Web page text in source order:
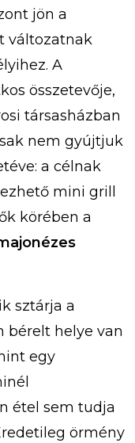
jön a
változatnak
A
összetevője,
társasházban
nem gyújtjuk
a célnak
mini grill
körében a
sztárja a
bérelt helye van
egy
étel sem tudja
örmény